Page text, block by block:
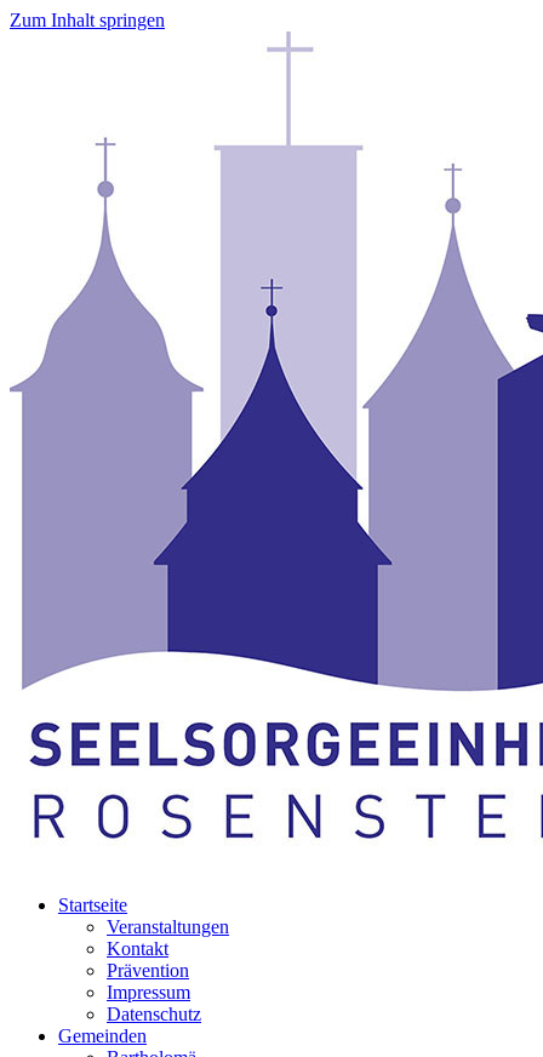
Zum Inhalt springen
Startseite
Veranstaltungen
Kontakt
Prävention
Impressum
Datenschutz
Gemeinden